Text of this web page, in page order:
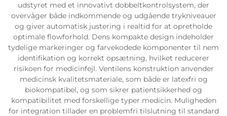
udstyret med et innovativt dobbeltkontrolsystem, der
overvåger både indkommende og udgående trykniveauer
og giver automatisk justering i realtid for at opretholde
optimale flowforhold. Dens kompakte design indeholder
tydelige markeringer og farvekodede komponenter til nem
identifikation og korrekt opsætning, hvilket reducerer
risikoen for medicinfejl. Ventilens konstruktion anvender
medicinsk kvalitetsmateriale, som både er latexfri og
biokompatibel, og som sikrer patientsikkerhed og
kompatibilitet med forskellige typer medicin. Muligheden
for integration tillader en problemfri tilslutning til standard